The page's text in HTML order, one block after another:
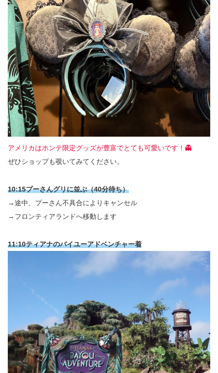
アメリカはホンテ限定グッズが豊富でとても可愛いです！👻
ぜひショップも覗いてみてください。
10:15プーさんグリに並ぶ（40分待ち）
→途中、プーさん不具合によりキャンセル
→フロンティアランドへ移動します
11:10ティアナのバイユーアドベンチャー着